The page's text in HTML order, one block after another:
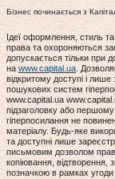
Бізнес починається з
Ідеї оформлення, стиль
права та охороняються
допускається тільки при
на www.capital.ua.
відкритому доступі і
пошукових систем
www.capital.ua
підзаголовку або
гіперпосилання не
матеріалу. Будь-яке
та доступні лише
письмовим дозволом
копіювання, відтворення,
позначкою в рамках